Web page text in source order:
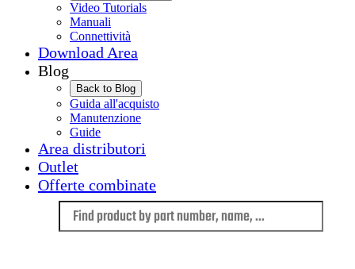
Video Tutorials
Manuali
Connettività
Download Area
Blog
Back to Blog
Guida all'acquisto
Manutenzione
Guide
Area distributori
Outlet
Offerte combinate